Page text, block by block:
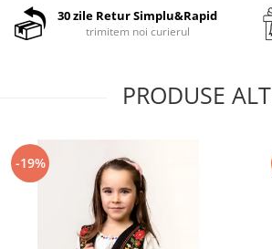
30 zile Retur Simplu&Rapid
trimitem noi curierul
PRODUSE
-19%